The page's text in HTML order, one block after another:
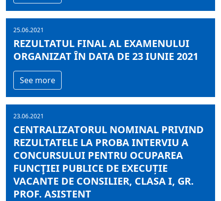
25.06.2021
REZULTATUL FINAL AL EXAMENULUI
ORGANIZAT ÎN DATA DE 23 IUNIE 2021
See more
23.06.2021
CENTRALIZATORUL NOMINAL PRIVIND
REZULTATELE LA PROBA INTERVIU A
CONCURSULUI PENTRU OCUPAREA
FUNCŢIEI PUBLICE DE EXECUȚIE
VACANTE DE CONSILIER, CLASA I, GR.
PROF. ASISTENT